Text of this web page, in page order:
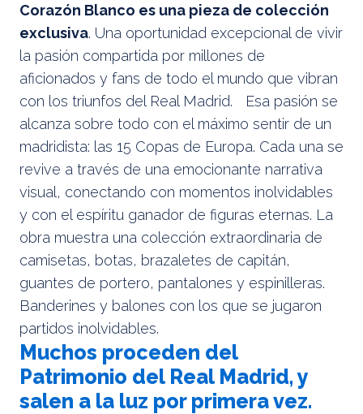
Corazón Blanco es una pieza de colección
exclusiva. Una oportunidad excepcional de vivir
la pasión compartida por millones de
aficionados y fans de todo el mundo que vibran
con los triunfos del Real Madrid. Esa pasión se
alcanza sobre todo con el máximo sentir de un
madridista: las 15 Copas de Europa. Cada una se
revive a través de una emocionante narrativa
visual, conectando con momentos inolvidables
y con el espíritu ganador de figuras eternas. La
obra muestra una colección extraordinaria de
camisetas, botas, brazaletes de capitán,
guantes de portero, pantalones y espinilleras.
Banderines y balones con los que se jugaron
partidos inolvidables.
Muchos proceden del
Patrimonio del Real Madrid, y
salen a la luz por primera vez.